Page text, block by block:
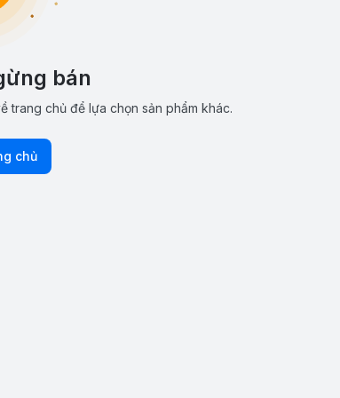
bán
trang chủ để lựa chọn sản phẩm khác.
chủ